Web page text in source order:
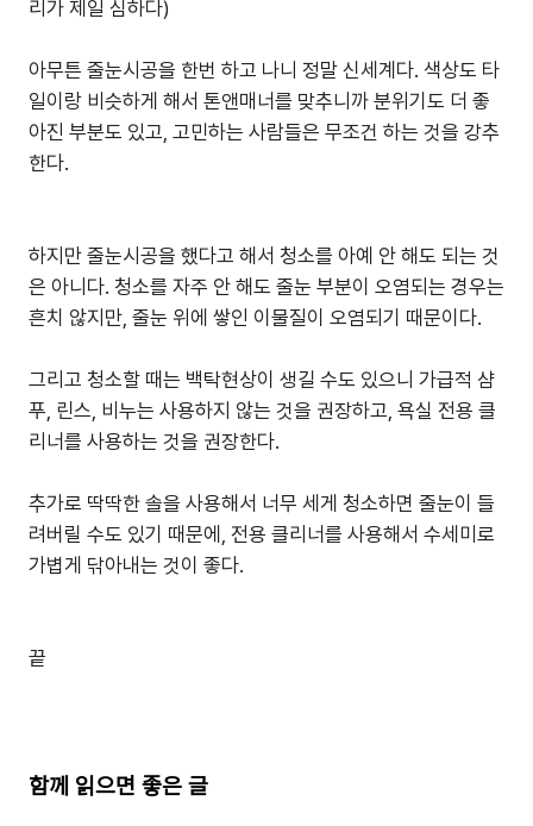
리가 제일 심하다)
아무튼 줄눈시공을 한번 하고 나니 정말 신세계다. 색상도 타
일이랑 비슷하게 해서 톤앤매너를 맞추니까 분위기도 더 좋
아진 부분도 있고, 고민하는 사람들은 무조건 하는 것을 강추
한다.
하지만 줄눈시공을 했다고 해서 청소를 아예 안 해도 되는 것
은 아니다. 청소를 자주 안 해도 줄눈 부분이 오염되는 경우는
흔치 않지만, 줄눈 위에 쌓인 이물질이 오염되기 때문이다.
그리고 청소할 때는 백탁현상이 생길 수도 있으니 가급적 샴
푸, 린스, 비누는 사용하지 않는 것을 권장하고, 욕실 전용 클
리너를 사용하는 것을 권장한다.
추가로 딱딱한 솔을 사용해서 너무 세게 청소하면 줄눈이 들
려버릴 수도 있기 때문에, 전용 클리너를 사용해서 수세미로
가볍게 닦아내는 것이 좋다.
끝
함께 읽으면 좋은 글